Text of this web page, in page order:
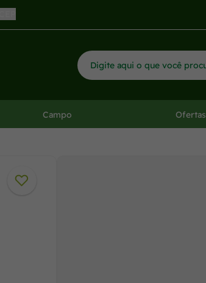
Campo Ofertas